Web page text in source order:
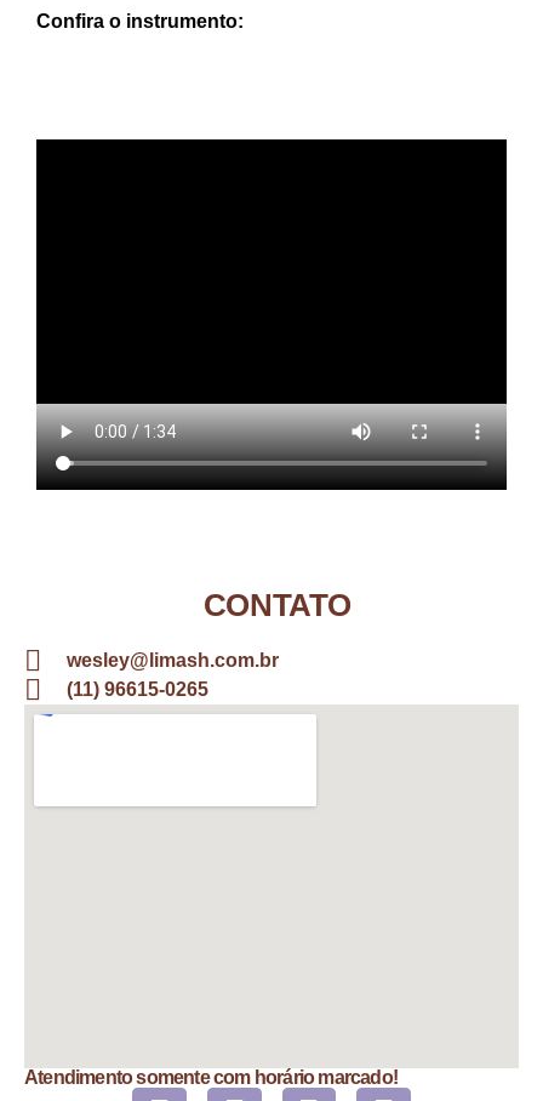
Confira o instrumento:
CONTATO
wesley@limash.com.br
(11) 96615-0265
Atendimento somente com horário marcado!